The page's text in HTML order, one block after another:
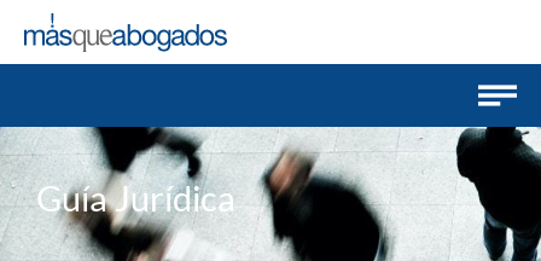
Guía Jurídica